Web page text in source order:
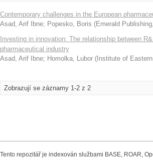
Contemporary challenges in the European
Asad, Arif Ibne; Popesko, Boris (Emerald Publishing,
Investing in innovation: The relationship between
pharmaceutical industry
Asad, Arif Ibne; Homolka, Lubor ( Institute of
Zobrazují se záznamy 1-2 z 2
Tento repozitář je indexován službami BASE, ROAR,